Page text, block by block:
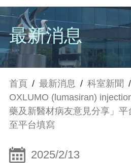
最新消息
首頁 / 最新消息 / 科室新聞 /
OXLUMO (lumasiran)
藥及新醫材病友意見分享」
至平台填寫
2025/2/13